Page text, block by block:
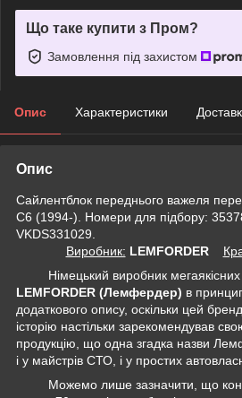
Що таке купити з Пром?
Замовлення під захистом
Опис Характеристики
Опис
Сайлентблок переднього важеля
С6 (1994-). Номери для підбору:
VKDS331029.
Виробник: LEMFORDER
Німецький виробник мегаякісних
LEMFORDER (Лемфердер) в
додаткового опису, оскільки цей
історію настільки зарекомендував
продукцію, що одна згадка назви
і у майстрів СТО, і у простих
Можемо лише зазначити, що